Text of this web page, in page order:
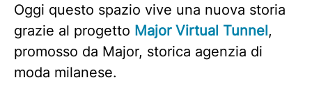
Oggi questo spazio vive una nuova storia
grazie al progetto Major Virtual Tunnel,
promosso da Major, storica agenzia di
moda milanese.